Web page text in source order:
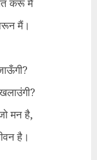
करूँ मैं
मैं।
मन है,
है।